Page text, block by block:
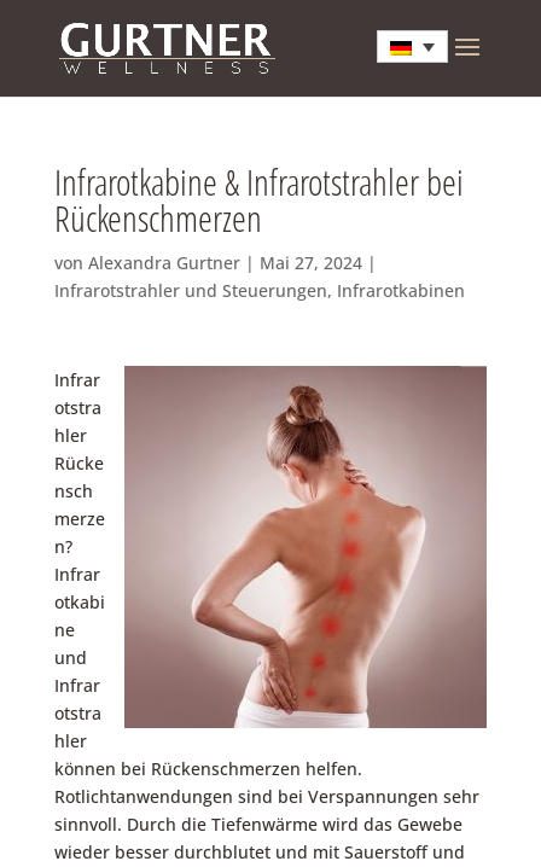
Infrarotkabine & Infrarotstrahler bei
Rückenschmerzen
von Alexandra Gurtner| Mai 27, 2024|
Infrarotstrahler und Steuerungen, Infrarotkabinen
Infrar
otstra
hler
Rücke
nsch
merze
n?
Infrar
otkabi
ne
und
Infrar
otstra
hler
können bei Rückenschmerzen helfen.
Rotlichtanwendungen sind bei Verspannungen sehr
sinnvoll. Durch die Tiefenwärme wird das Gewebe
wieder besser durchblutet und mit Sauerstoff und